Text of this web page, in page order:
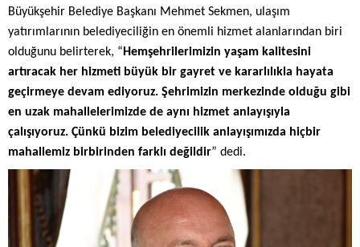
Büyükşehir Belediye Başkanı Mehmet Sekmen, ulaşım
yatırımlarının belediyeciliğin en önemli hizmet alanlarından biri
olduğunu belirterek, “ Hemşehrilerimizin yaşam kalitesini
artıracak her hizmeti büyük bir gayret ve kararlılıkla hayata
geçirmeye devam ediyoruz. Şehrimizin merkezinde olduğu gibi
en uzak mahallelerimizde de aynı hizmet anlayışıyla
çalışıyoruz. Çünkü bizim belediyecilik anlayışımızda hiçbir
mahallemiz birbirinden farklı değildir” dedi.